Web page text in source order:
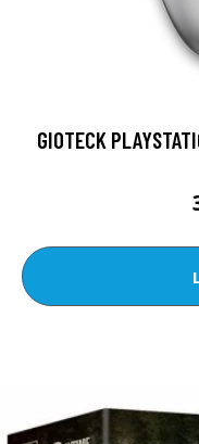
GIOTECK